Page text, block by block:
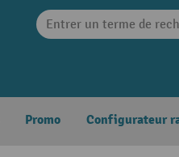
Promo Configurateur